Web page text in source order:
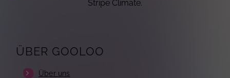
Stripe Climate.
ÜBER GOOLOO
Über uns